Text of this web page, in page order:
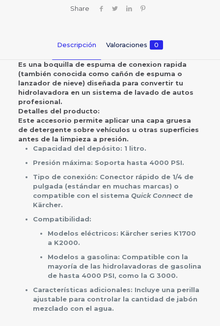
Share
Descripción Valoraciones 0
Es una boquilla de espuma de conexion rapida
(también conocida como cañón de espuma o
lanzador de nieve) diseñada para convertir tu
hidrolavadora en un sistema de lavado de autos
profesional.
Detalles del producto:
Este accesorio permite aplicar una capa gruesa
de detergente sobre vehículos u otras superficies
antes de la limpieza a presión.
Capacidad del depósito: 1 litro.
Presión máxima: Soporta hasta 4000 PSI.
Tipo de conexión: Conector rápido de 1/4 de
pulgada (estándar en muchas marcas) o
compatible con el sistema Quick Connectde
Kärcher.
Compatibilidad:
Modelos eléctricos: Kärcher series K1700
a K2000.
Modelos a gasolina: Compatible con la
mayoría de las hidrolavadoras de gasolina
de hasta 4000 PSI, como la G 3000.
Características adicionales: Incluye una perilla
ajustable para controlar la cantidad de jabón
mezclado con el agua.